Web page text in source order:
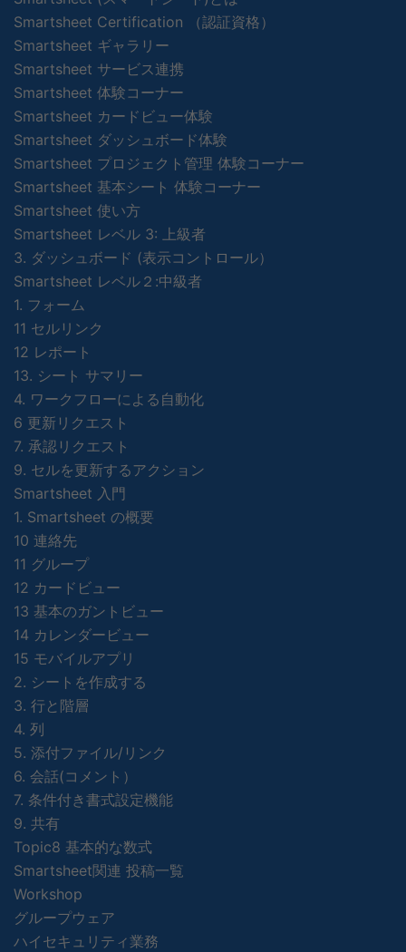
Smartsheet Certification （認証資格）
Smartsheet ギャラリー
Smartsheet サービス連携
Smartsheet 体験コーナー
Smartsheet カードビュー体験
Smartsheet ダッシュボード体験
Smartsheet プロジェクト管理 体験コーナー
Smartsheet 基本シート 体験コーナー
Smartsheet 使い方
Smartsheet レベル 3: 上級者
3. ダッシュボード (表示コントロール）
Smartsheet レベル２:中級者
1. フォーム
11 セルリンク
12 レポート
13. シート サマリー
4. ワークフローによる自動化
6 更新リクエスト
7. 承認リクエスト
9. セルを更新するアクション
Smartsheet 入門
1. Smartsheet の概要
10 連絡先
11 グループ
12 カードビュー
13 基本のガントビュー
14 カレンダービュー
15 モバイルアプリ
2. シートを作成する
3. 行と階層
4. 列
5. 添付ファイル/リンク
6. 会話(コメント）
7. 条件付き書式設定機能
9. 共有
Topic8 基本的な数式
Smartsheet関連 投稿一覧
Workshop
グループウェア
ハイセキュリティ業務